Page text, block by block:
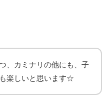
、カミナリの他にも、子
楽しいと思います☆